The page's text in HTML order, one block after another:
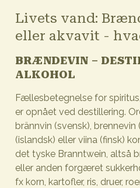
Livets vand:
eller akvavit -
BRÆNDEVIN –
ALKOHOL
Fællesbetegnelse for
er opnået ved destillering.
brännvin (svensk), brennevin
(islandsk) eller viina (finsk)
det tyske Branntwein, altså
eller anden forgæret
fx korn, kartofler, ris, druer,